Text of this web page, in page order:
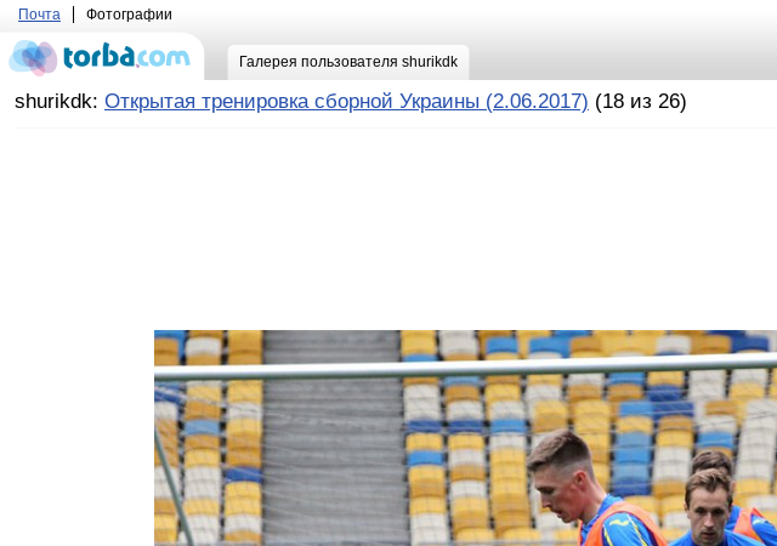
Почта Фотографии
Галерея пользователя shurikdk
shurikdk: Открытая тренировка сборной Украины (2.06.2017) (18 из 26)